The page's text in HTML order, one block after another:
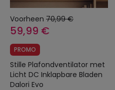
Voorheen 70,99 €
59,99 €
PROMO
Stille Plafondventilator met
Licht DC Inklapbare Bladen
Dalori Evo